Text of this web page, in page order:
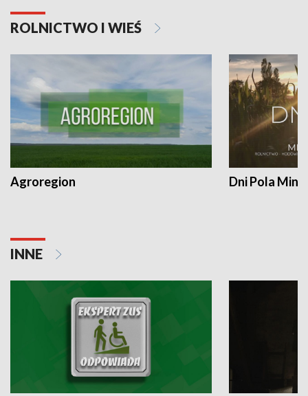
ROLNICTWO I WIEŚ
Agroregion Dni Pola
INNE